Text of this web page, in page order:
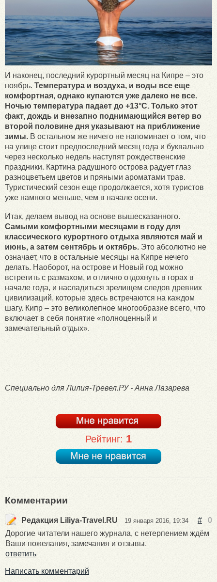
И наконец, последний курортный месяц на Кипре – это
ноябрь. Температура и воздуха, и воды все еще
комфортная, однако купаются уже далеко не все.
Ночью температура падает до +13°С. Только этот
факт, дождь и внезапно поднимающийся ветер во
второй половине дня указывают на приближение
зимы. В остальном же ничего не напоминает о том, что
на улице стоит предпоследний месяц года и буквально
через несколько недель наступят рождественские
праздники. Картина радушного острова радует глаз
разноцветьем цветов и пряными ароматами трав.
Туристический сезон еще продолжается, хотя туристов
уже намного меньше, чем в начале осени.
Итак, делаем вывод на основе вышесказанного.
Самыми комфортными месяцами в году для
классического курортного отдыха являются май и
июнь, а затем сентябрь и октябрь. Это абсолютно не
означает, что в остальные месяцы на Кипре нечего
делать. Наоборот, на острове и Новый год можно
встретить с размахом, и отлично отдохнуть в горах в
начале года, и насладиться зрелищем следов древних
цивилизаций, которые здесь встречаются на каждом
шагу. Кипр – это великолепное многообразие всего, что
включает в себя понятие «полноценный и
замечательный отдых».
Специально для Лилия-Тревел.РУ - Анна Лазарева
Рейтинг: 1
Комментарии
Редакция Liliya-Travel.RU 19 января 2016, 19:34 #
0
Дорогие читатели нашего журнала, с нетерпением ждём
Ваши пожелания, замечания и отзывы.
ответить
Написать комментарий